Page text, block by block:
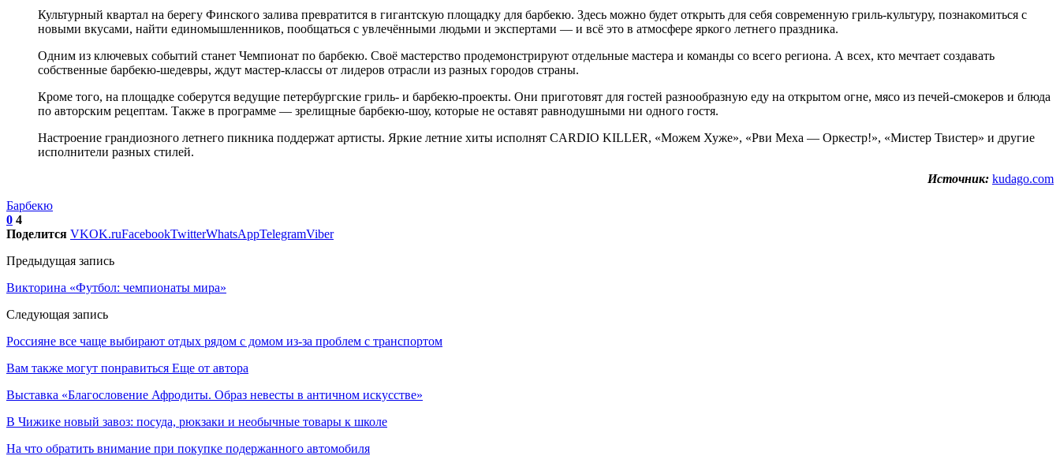
Культурный квартал на берегу Финского залива превратится в гигантскую площадку для барбекю. Здесь можно будет открыть для себя современную гриль-культуру, познакомиться с
новыми вкусами, найти единомышленников, пообщаться с увлечёнными людьми и экспертами — и всё это в атмосфере яркого летнего праздника.
Одним из ключевых событий станет Чемпионат по барбекю. Своё мастерство продемонстрируют отдельные мастера и команды со всего региона. А всех, кто мечтает создавать
собственные барбекю-шедевры, ждут мастер-классы от лидеров отрасли из разных городов страны.
Кроме того, на площадке соберутся ведущие петербургские гриль- и барбекю-проекты. Они приготовят для гостей разнообразную еду на открытом огне, мясо из печей-смокеров и блюда
по авторским рецептам. Также в программе — зрелищные барбекю-шоу, которые не оставят равнодушными ни одного гостя.
Настроение грандиозного летнего пикника поддержат артисты. Яркие летние хиты исполнят CARDIO KILLER, «Можем Хуже», «Рви Меха — Оркестр!», «Мистер Твистер» и другие
исполнители разных стилей.
Источник: kudago.com
Барбекю
0 4
Поделится VKOK.ruFacebookTwitterWhatsAppTelegramViber
Предыдущая запись
Викторина «Футбол: чемпионаты мира»
Следующая запись
Россияне все чаще выбирают отдых рядом с домом из-за проблем с транспортом
Вам также могут понравиться Еще от автора
Выставка «Благословение Афродиты. Образ невесты в античном искусстве»
В Чижике новый завоз: посуда, рюкзаки и необычные товары к школе
На что обратить внимание при покупке подержанного автомобиля